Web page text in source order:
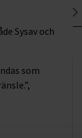
Sysav och
som